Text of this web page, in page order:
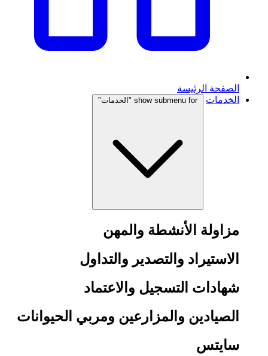
الصفحة الرئيسة
الخدمات
show submenu for "الخدمات"
مزاولة الأنشطة والمهن
الاستيراد والتصدير والتداول
شهادات التسجيل والاعتماد
الصيادين والمزارعين ومربي الحيوانات
سايتس